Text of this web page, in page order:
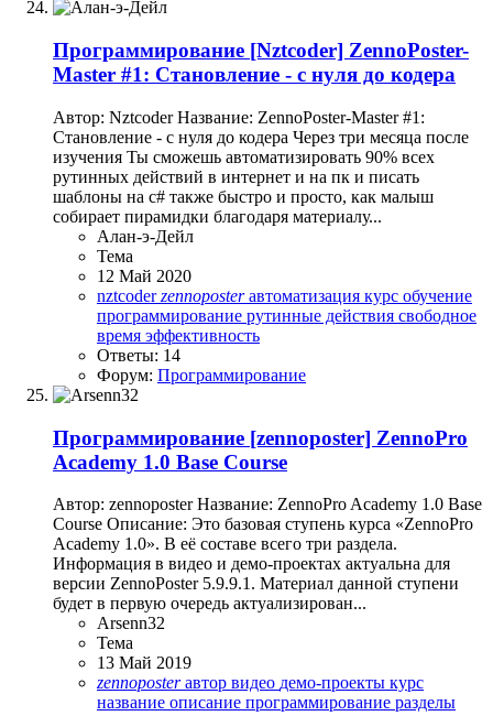
Программирование [Nztcoder] ZennoPoster-
Master #1: Становление - с нуля до кодера
Автор: Nztcoder Название: ZennoPoster-Master #1:
Становление - с нуля до кодера Через три месяца после
изучения Ты сможешь автоматизировать 90% всех
рутинных действий в интернет и на пк и писать
шаблоны на c# также быстро и просто, как малыш
собирает пирамидки благодаря материалу...
Алан-э-Дейл
Тема
12 Май 2020
nztcoderzennoposter автоматизация курс обучение
программирование рутинные действия свободное
время эффективность
Ответы: 14
Форум: Программирование
Программирование [zennoposter] ZennoPro
Academy 1.0 Base Course
Автор: zennoposter Название: ZennoPro Academy 1.0 Base
Course Описание: Это базовая ступень курса «ZennoPro
Academy 1.0». В её составе всего три раздела.
Информация в видео и демо-проектах актуальна для
версии ZennoPoster 5.9.9.1. Материал данной ступени
будет в первую очередь актуализирован...
Arsenn32
Тема
13 Май 2019
zennoposter автор видео демо-проекты курс
название описание программирование разделы